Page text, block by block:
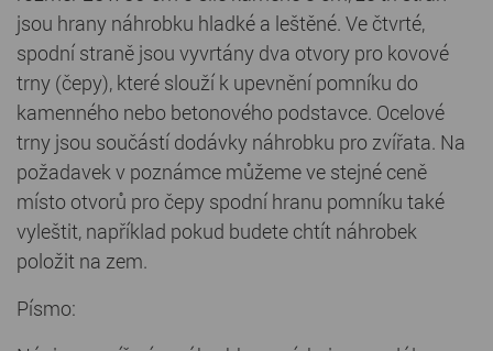
jsou hrany náhrobku hladké a leštěné. Ve čtvrté,
spodní straně jsou vyvrtány dva otvory pro kovové
trny (čepy), které slouží k upevnění pomníku do
kamenného nebo betonového podstavce. Ocelové
trny jsou součástí dodávky náhrobku pro zvířata. Na
požadavek v poznámce můžeme ve stejné ceně
místo otvorů pro čepy spodní hranu pomníku také
vyleštit, například pokud budete chtít náhrobek
položit na zem.
Písmo: